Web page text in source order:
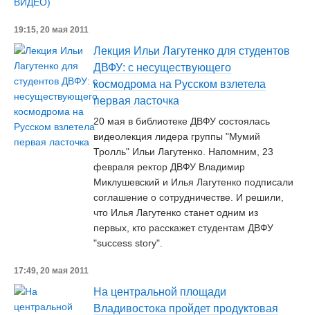
19:15, 20 мая 2011
Лекция Ильи Лагутенко для студентов
ДВФУ: с несуществующего
космодрома на Русском взлетела
первая ласточка
20 мая в библиотеке ДВФУ состоялась
видеолекция лидера группы "Мумий
Тролль" Ильи Лагутенко. Напомним, 23
февраля ректор ДВФУ Владимир
Миклушевский и Илья Лагутенко подписали
соглашение о сотрудничестве. И решили,
что Илья Лагутенко станет одним из
первых, кто расскажет студентам ДВФУ
"success story".
17:49, 20 мая 2011
На центральной площади
Владивостока пройдет продуктовая